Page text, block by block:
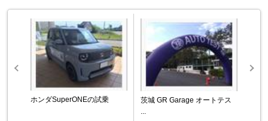
ホンダSuperONEの試乗
茨城 GR Garage オートテス